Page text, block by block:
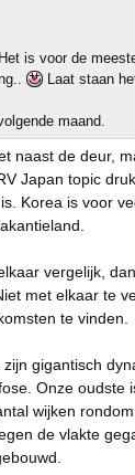
is voor de
Laat staan
maand.
naast de deur,
Japan topic
Korea is voor
vergelijk,
met elkaar te
te vinden.
gigantisch
Onze oudste
wijken
de vlakte